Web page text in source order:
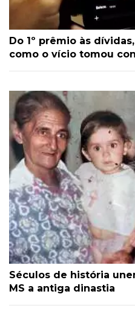
Do 1º prêmio às
como o vício tomou
Séculos de história
MS a antiga dinastia